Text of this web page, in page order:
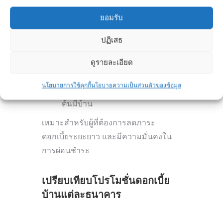
ยอมรับ
ปฏิเสธ
ดูรายละเอียด
นโยบายการใช้คุกกี้นโยบายความเป็นส่วนตัวของข้อมูล
จุดเด่นของสินเชื่อบ้านปี 2569
อัตราดอกเบี้ยต่ำกว่าธนาคาร
เงื่อนไขผ่อนชำระที่เหมาะกับผู้เริ่ม
ต้นมีบ้าน
เหมาะสำหรับผู้ที่ต้องการลดภาระ
ดอกเบี้ยระยะยาว และมีความมั่นคงใน
การผ่อนชำระ
เปรียบเทียบโปรโมชั่นดอกเบี้ย
บ้านแต่ละธนาคาร